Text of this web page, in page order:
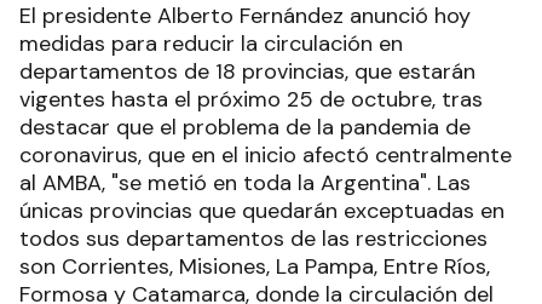
El presidente Alberto Fernández anunció hoy
medidas para reducir la circulación en
departamentos de 18 provincias, que estarán
vigentes hasta el próximo 25 de octubre, tras
destacar que el problema de la pandemia de
coronavirus, que en el inicio afectó centralmente
al AMBA, "se metió en toda la Argentina". Las
únicas provincias que quedarán exceptuadas en
todos sus departamentos de las restricciones
son Corrientes, Misiones, La Pampa, Entre Ríos,
Formosa y Catamarca, donde la circulación del